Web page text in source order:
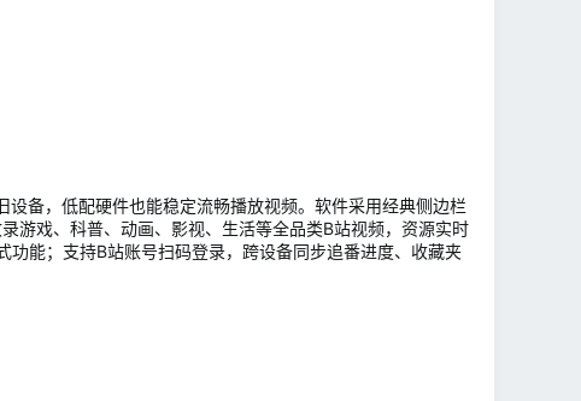
备，低配硬件也能稳定流畅播放视频。软件采用经典侧边栏
游戏、科普、动画、影视、生活等全品类B站视频，资源实时
能；支持B站账号扫码登录，跨设备同步追番进度、收藏夹